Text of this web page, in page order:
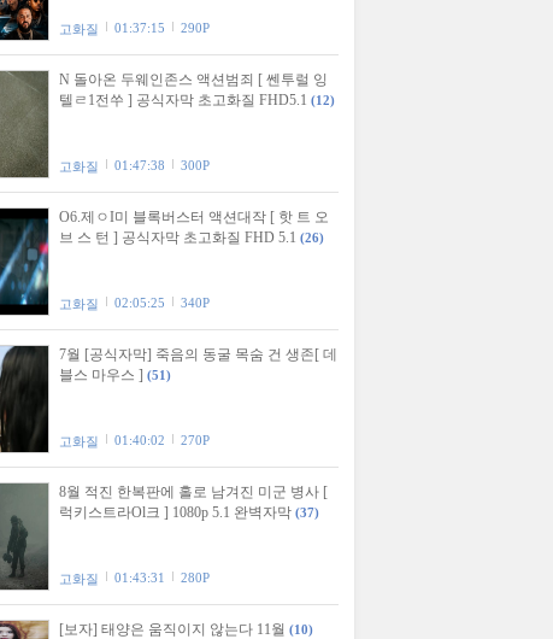
고화질 01:37:15 290P
N 돌아온 두웨인존스 액션범죄 [ 쎈투럴 잉
텔ㄹ1전쑤 ] 공식자막 초고화질 FHD5.1 (12)
고화질 01:47:38 300P
O6.제ㅇI미 블록버스터 액션대작 [ 핫 트 오
브 스 턴 ] 공식자막 초고화질 FHD 5.1 (26)
고화질 02:05:25 340P
7월 [공식자막] 죽음의 동굴 목숨 건 생존[ 데
블스 마우스 ] (51)
고화질 01:40:02 270P
8월 적진 한복판에 홀로 남겨진 미군 병사 [
럭키스트라Ol크 ] 1080p 5.1 완벽자막 (37)
고화질 01:43:31 280P
[보자] 태양은 움직이지 않는다 11월 (10)